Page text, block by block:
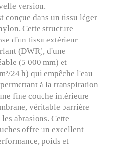
version.
conçue dans un tissu léger
Cette structure
d'un tissu extérieur
(DWR), d'une
(5 000 mm) et
24 h) qui empêche l'eau
à la transpiration
fine couche intérieure
véritable barrière
abrasions. Cette
offre un excellent
poids et